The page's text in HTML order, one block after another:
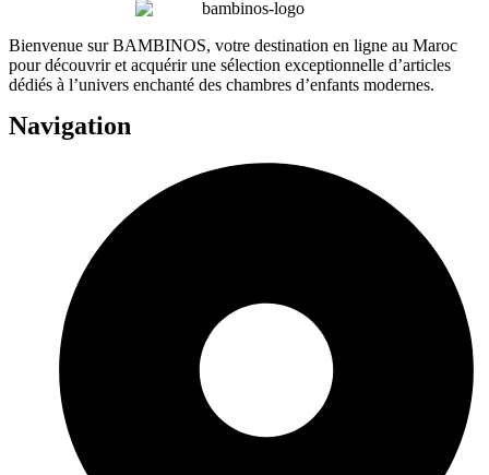
Bienvenue sur BAMBINOS, votre destination en ligne au Maroc
pour découvrir et acquérir une sélection exceptionnelle d’articles
dédiés à l’univers enchanté des chambres d’enfants modernes.
Navigation